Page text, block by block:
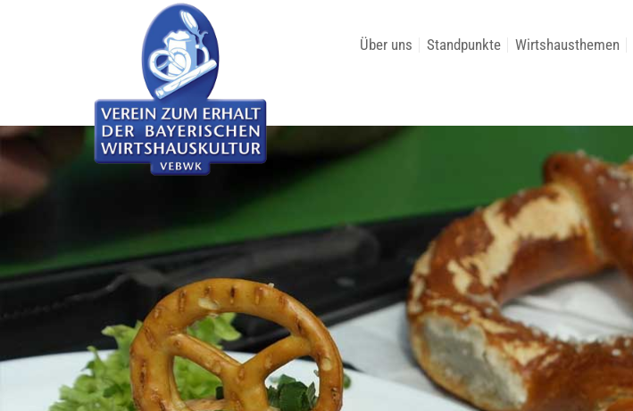
Über uns Standpunkte Wirtshausthemen